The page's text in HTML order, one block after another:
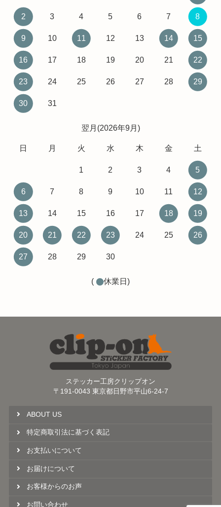
2 3 4 5 6 7 8
9 10 11 12 13 14 15
16 17 18 19 20 21 22
23 24 25 26 27 28 29
30 31
翌月(2026年9月)
日 月 火 水 木 金 土
1 2 3 4 5
6 7 8 9 10 11 12
13 14 15 16 17 18 19
20 21 22 23 24 25 26
27 28 29 30
( 休業日)
ステッカー工房クリップオン
〒191-0043 東京都日野市平山6-24-7
ABOUT US
特定商取引法に基づく表記
お支払いについて
お届けについて
お客様からのお声
お問い合わせ